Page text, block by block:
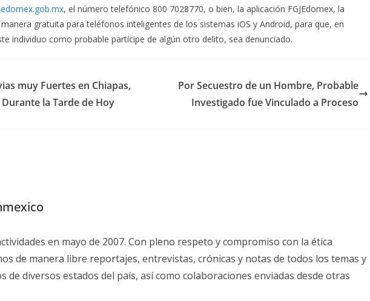
, el número telefónico 800 7028770, o bien, la aplicación FGJEdomex, la
gratuita para teléfonos inteligentes de los sistemas iOS y Android, para que, en
individuo como probable partícipe de algún otro delito, sea denunciado.
muy Fuertes en Chiapas,
la Tarde de Hoy
Por Secuestro de un Hombre, Probable
Investigado fue Vinculado a Proceso
en mayo de 2007. Con pleno respeto y compromiso con la ética
de manera libre reportajes, entrevistas, crónicas y notas de todos los temas y
de diversos estados del país, así como colaboraciones enviadas desde otras